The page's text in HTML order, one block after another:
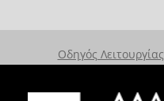
Οδηγός Λειτουργίας